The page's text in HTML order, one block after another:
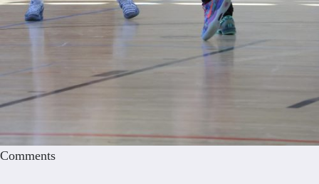
Comments